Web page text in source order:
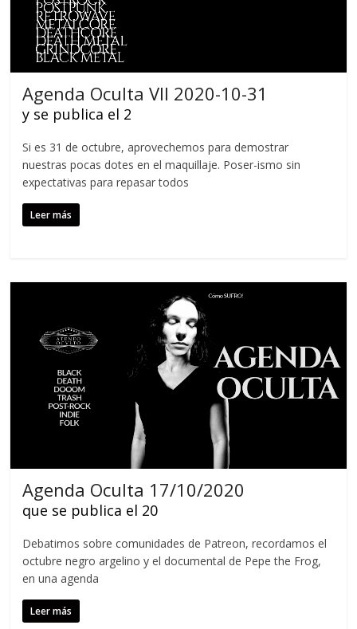
Agenda Oculta VII 2020-10-31
y se publica el 2
Si es 31 de octubre, aprovechemos para demostrar
nuestras pocas dotes en el maquillaje. Poser-ismo sin
expectativas para repasar todos
Leer más
Agenda Oculta 17/10/2020
que se publica el 20
Debatimos sobre comunidades de Patreon, recordamos el
octubre negro argelino y el documental de Pepe the Frog,
en una agenda
Leer más